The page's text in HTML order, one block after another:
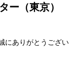
にありがとうござい